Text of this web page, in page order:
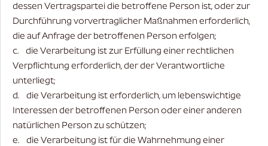
dessen Vertragspartei die betroffene Person ist, oder zur
Durchführung vorvertraglicher Maßnahmen erforderlich,
die auf Anfrage der betroffenen Person erfolgen;
c. die Verarbeitung ist zur Erfüllung einer rechtlichen
Verpflichtung erforderlich, der der Verantwortliche
unterliegt;
d. die Verarbeitung ist erforderlich, um lebenswichtige
Interessen der betroffenen Person oder einer anderen
natürlichen Person zu schützen;
e. die Verarbeitung ist für die Wahrnehmung einer